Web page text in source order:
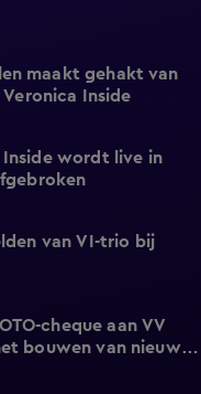
maakt gehakt van
Inside
Inside wordt live in
van VI-trio bij
cheque aan VV
bouwen van nieuwe